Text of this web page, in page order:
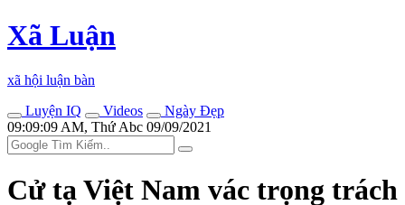
Xã Luận
xã hội luận bàn
Luyện IQ
Videos
Ngày Đẹp
09:09:09 AM, Thứ Abc 09/09/2021
Cử tạ Việt Nam vác trọng trách